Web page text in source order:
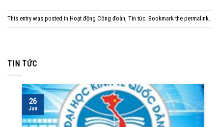
This entry was posted in Hoạt động Công đoàn Tin tức . Bookmark the permalink
TIN TỨC
26
Jun